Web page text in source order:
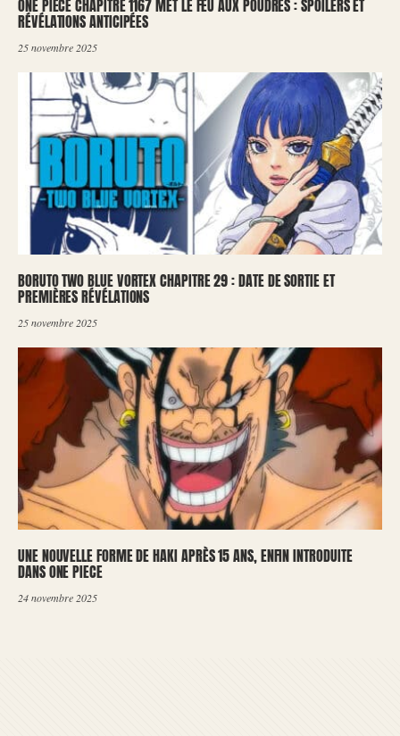
ONE PIECE CHAPITRE 1167 MET LE FEU AUX POUDRES : SPOILERS ET
RÉVÉLATIONS ANTICIPÉES
25 novembre 2025
BORUTO TWO BLUE VORTEX CHAPITRE 29 : DATE DE SORTIE ET
PREMIÈRES RÉVÉLATIONS
25 novembre 2025
UNE NOUVELLE FORME DE HAKI APRÈS 15 ANS, ENFIN INTRODUITE
DANS ONE PIECE
24 novembre 2025